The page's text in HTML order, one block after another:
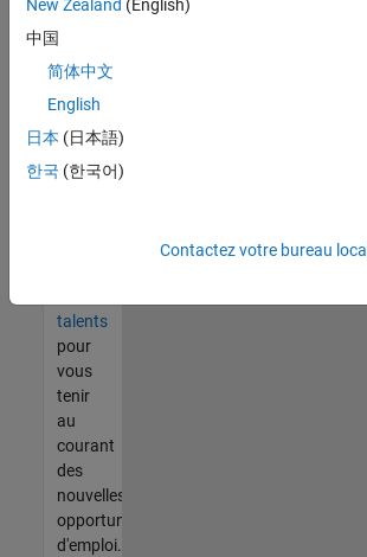
trouvez
pas
d'offre
corresponde
à vos
talents
pour
vous
tenir
au
courant
des
nouvelles
opportunités
d'emploi.
New Zealand (English)
中国
简体中文
English
日本 (日本語)
한국 (한국어)
Contactez votre bureau local